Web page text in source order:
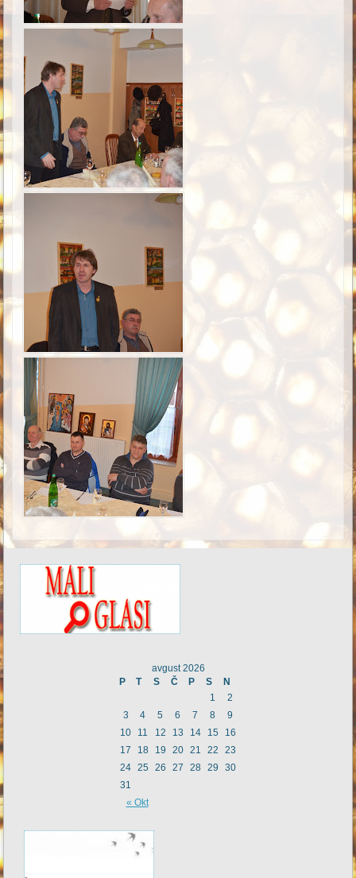
avgust 2026
P
T S Č P S N
« Okt
1
2
3
4 5 6 7 8
9
10
11 12 13 14 15
16
17
18 19 20 21 22
23
24 25 26 27 28 29
30
31